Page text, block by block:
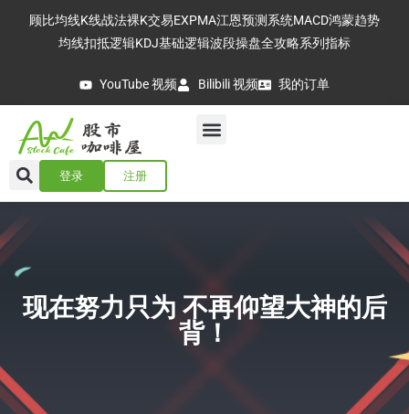
顾比均线K线战法裸K交易EXPMA江恩预测系统MACD鸿蒙趋势
均线扣抵逻辑KDJ基础逻辑波段操盘全攻略系列指标
YouTube 视频 Bilibili 视频 我的订单
登录 注册
现在努力只为 不再仰望大神的后
背！